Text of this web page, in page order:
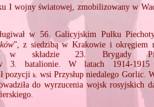
I wojny światowej, zmobilizowany w
w 56. Galicyjskim Pułku
”, z siedzibą w Krakowie i okręgiem
w składzie 23. Brygady
3. batalionie. W latach
pozycji k. wsi Przysłup niedalego Gorlic.
do wyrzucenia wojsk rosyjskich